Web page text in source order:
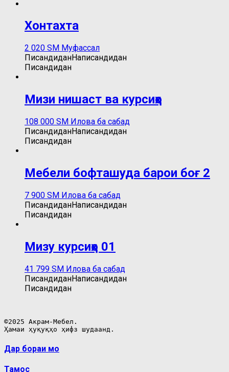
Хонтахта
2 020 ЅМ Муфассал
ПисандиданНаписандидан
Писандидан
Мизи нишаст ва курсиҳо
108 000 ЅМ Илова ба сабад
ПисандиданНаписандидан
Писандидан
Мебели бофташуда барои боғ 2
7 900 ЅМ Илова ба сабад
ПисандиданНаписандидан
Писандидан
Мизу курсиҳо 01
41 799 ЅМ Илова ба сабад
ПисандиданНаписандидан
Писандидан
©2025 Акрам-Мебел.
Ҳамаи ҳуқуқҳо ҳифз шудаанд.
Дар бораи мо
Тамос